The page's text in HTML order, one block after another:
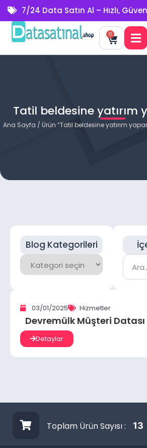
7/24 Data Satın Al – Hızlı,
0
Tatil beldesine yatırım
Ana Sayfa / Ürün “Tatil beldesine yatırım
Blog Kategorileri
03/01/2025 Hizmetler
Devremülk Müşteri Datası
Detaylar
Toplam Ürün Sayısı : 13